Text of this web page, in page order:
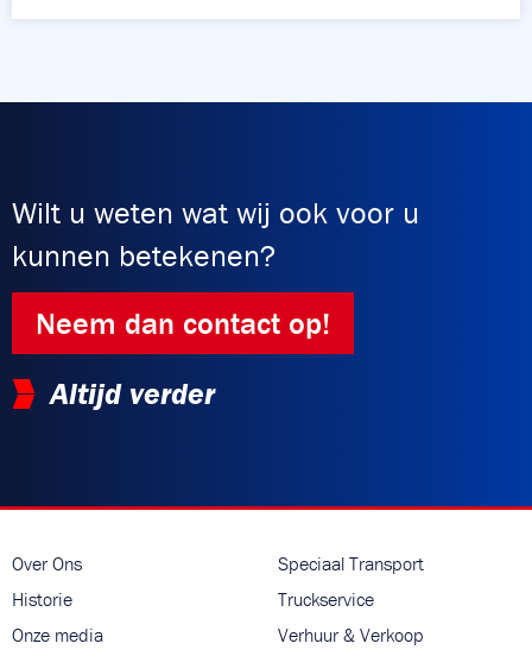
Wilt u weten wat wij ook voor u
kunnen betekenen?
Neem dan contact op!
Altijd verder
Over Ons
Historie
Onze media
Speciaal Transport
Truckservice
Verhuur & Verkoop